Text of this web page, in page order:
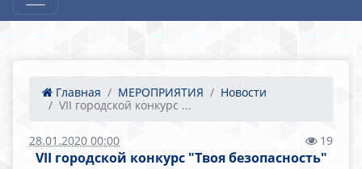
Главная МЕРОПРИЯТИЯ
Новости
VII городской конкурс ...
28.01.2020 00:00 19
VII городской конкурс "Твоя безопасность"